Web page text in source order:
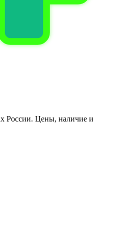
России. Цены, наличие и